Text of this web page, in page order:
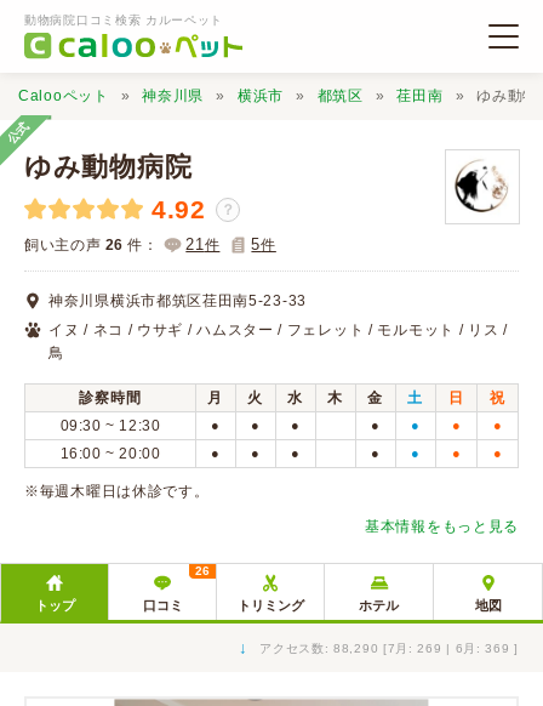
動物病院口コミ検索 カルーペット
動物病院検索
口コミ検索
Calooペットとは？
口コミ投稿
Calooペット 神奈川県 横浜市 都筑区 荏田南 ゆみ動物
公式
ゆみ動物病院
4.92 ？
飼い主の声 26 件： 21件 5件
神奈川県横浜市都筑区荏田南5-23-33
イヌ / ネコ / ウサギ / ハムスター / フェレット / モルモット / リス /
鳥
診察時間 月 火 水 木 金 土 日
祝
09:30 ~ 12:30
● ● ● ● ● ● ●
16:00 ~ 20:00 ● ● ● ● ● ● ●
※毎週木曜日は休診です。
基本情報をもっと見る
トップ 口コミ
26
トリミング ホテル 地図
↓ アクセス数: 88,290 [7月: 269 | 6月: 369 ]